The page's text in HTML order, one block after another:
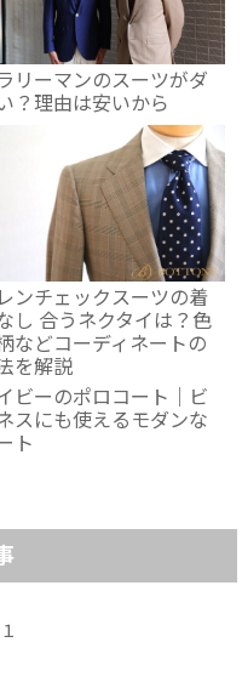
リーマンのスーツがダ
？理由は安いから
ンチェックスーツの着
し 合うネクタイは？色
などコーディネートの
を解説
ビーのポロコート｜ビ
スにも使えるモダンな
ト